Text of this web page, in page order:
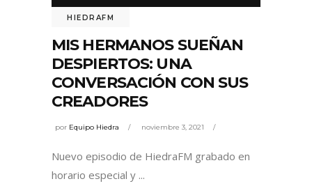
de
HIEDRAFM
MIS HERMANOS SUEÑAN
DESPIERTOS: UNA
CONVERSACIÓN CON SUS
CREADORES
por Equipo Hiedra noviembre 3, 2021
Nuevo episodio de HiedraFM grabado en
horario especial y